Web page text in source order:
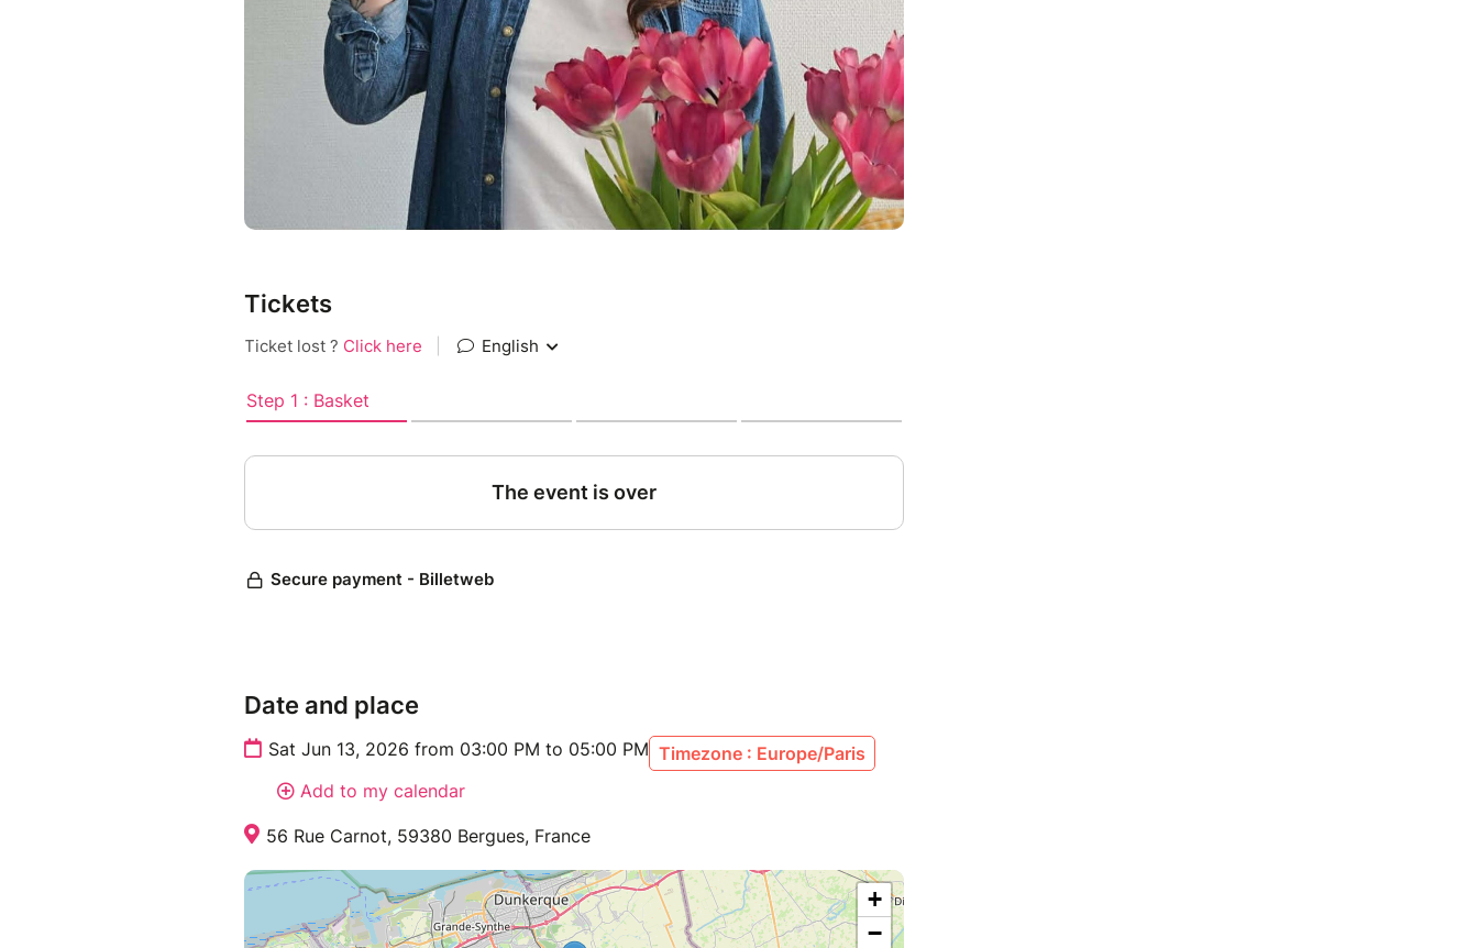
Tickets
Date and place
Sat Jun 13, 2026 from 03:00 PM to 05:00 PM Timezone : Europe/Paris
Add to my calendar
56 Rue Carnot, 59380 Bergues, France
+
−